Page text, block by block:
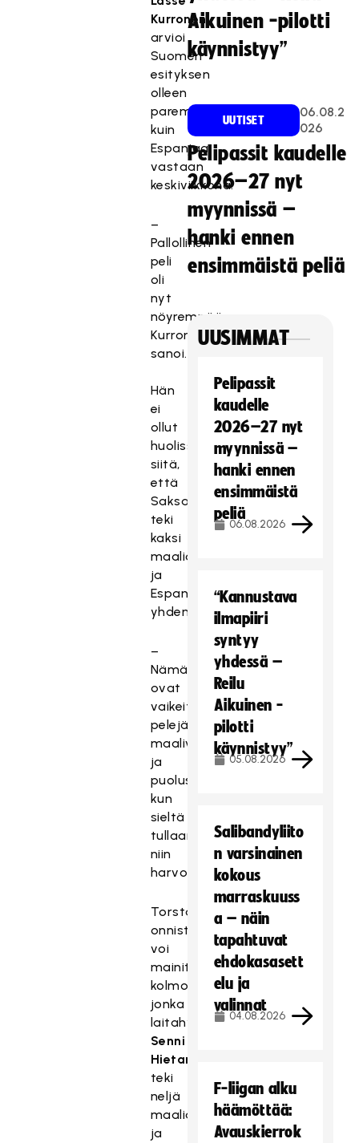
Kurronen
arvioi
Suomen
esityksen
olleen
parempi
kuin
Espanjaa
vastaan
keskiviikkona.
–
Pallollinen
peli
oli
nyt
nöyrempää,
Kurronen
sanoi.
Hän
ei
ollut
huolissaan
siitä,
että
Saksa
teki
kaksi
maalia
ja
Espanjakin
yhden.
–
Nämä
ovat
vaikeita
pelejä
maalivahdeille
ja
puolustukselle,
kun
sieltä
tullaan
niin
harvoin.
Torstain
onnistujista
voi
mainita
kolmoskentällisen,
jonka
laitahyökkääjä
Senni
Hietanen
teki
neljä
maalia
ja
Aikuinen -pilotti
käynnistyy”
UUTISET
06.08.2
026
Pelipassit kaudelle
2026–27 nyt
myynnissä –
hanki ennen
ensimmäistä peliä
UUSIMMAT
Pelipassit
kaudelle
2026–27 nyt
myynnissä –
hanki ennen
ensimmäistä
peliä
06.08.2026
“Kannustava
ilmapiiri
syntyy
yhdessä –
Reilu
Aikuinen -
pilotti
käynnistyy”
05.08.2026
Salibandyliito
n varsinainen
kokous
marraskuuss
a – näin
tapahtuvat
ehdokasasett
elu ja
valinnat
04.08.2026
F-liigan alku
häämöttää:
Avauskierrok